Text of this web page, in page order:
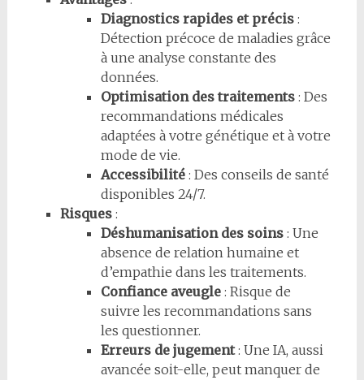
Diagnostics rapides et précis:
Détection précoce de maladies grâce
à une analyse constante des
données.
Optimisation des traitements: Des
recommandations médicales
adaptées à votre génétique et à votre
mode de vie.
Accessibilité: Des conseils de santé
disponibles 24/7.
Risques:
Déshumanisation des soins: Une
absence de relation humaine et
d’empathie dans les traitements.
Confiance aveugle: Risque de
suivre les recommandations sans
les questionner.
Erreurs de jugement: Une IA, aussi
avancée soit-elle, peut manquer de